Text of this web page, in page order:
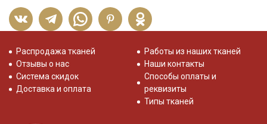
Распродажа тканей
Отзывы о нас
Система скидок
Доставка и оплата
Работы из наших тканей
Наши контакты
Способы оплаты и
реквизиты
Типы тканей